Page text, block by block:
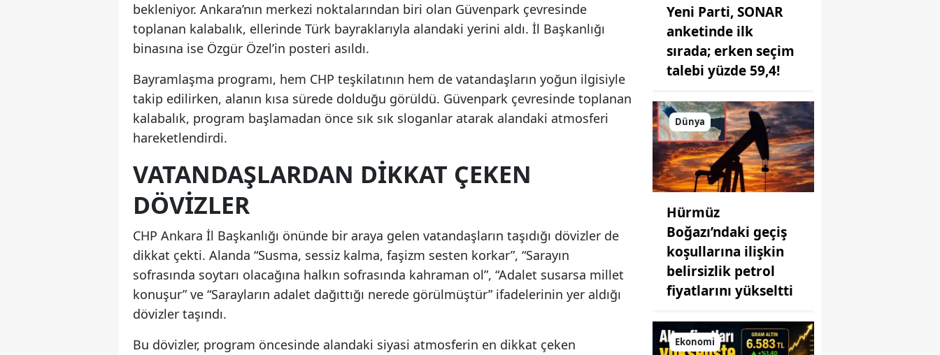
bekleniyor. Ankara’nın merkezi noktalarından biri olan Güvenpark çevresinde
toplanan kalabalık, ellerinde Türk bayraklarıyla alandaki yerini aldı. İl Başkanlığı
binasına ise Özgür Özel’in posteri asıldı.
Bayramlaşma programı, hem CHP teşkilatının hem de vatandaşların yoğun ilgisiyle
takip edilirken, alanın kısa sürede dolduğu görüldü. Güvenpark çevresinde toplanan
kalabalık, program başlamadan önce sık sık sloganlar atarak alandaki atmosferi
hareketlendirdi.
VATANDAŞLARDAN DIKKAT ÇEKEN
DÖVIZLER
CHP Ankara İl Başkanlığı önünde bir araya gelen vatandaşların taşıdığı dövizler de
dikkat çekti. Alanda “Susma, sessiz kalma, faşizm sesten korkar”, “Sarayın
sofrasında soytarı olacağına halkın sofrasında kahraman ol”, “Adalet susarsa millet
konuşur” ve “Sarayların adalet dağıttığı nerede görülmüştür” ifadelerinin yer aldığı
dövizler taşındı.
Bu dövizler, program öncesinde alandaki siyasi atmosferin en dikkat çeken
Yeni Parti, SONAR
anketinde ilk
sırada; erken seçim
talebi yüzde 59,4!
Dünya
Hürmüz
Boğazı’ndaki geçiş
koşullarına ilişkin
belirsizlik petrol
fiyatlarını yükseltti
Ekonomi